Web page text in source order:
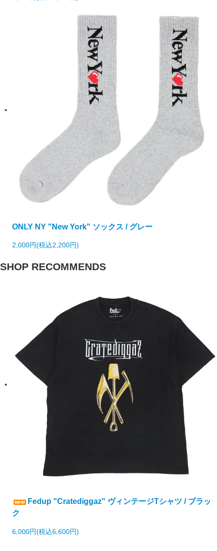
ONLY NY "New York" ソックス / グレー
2,000円(税込2,200円)
SHOP RECOMMENDS
Fedup "Cratediggaz" ヴィンテージTシャツ / ブラッ
ク
6,000円(税込6,600円)